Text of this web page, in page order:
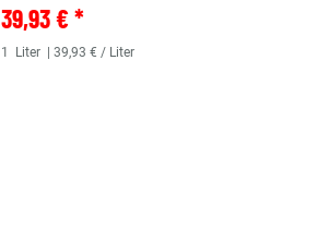
39,93 € *
1 Liter | 39,93 € / Liter